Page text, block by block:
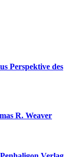
Perspektive des
R. Weaver